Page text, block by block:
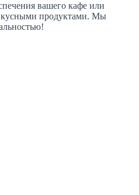
вашего кафе или
продуктами. Мы